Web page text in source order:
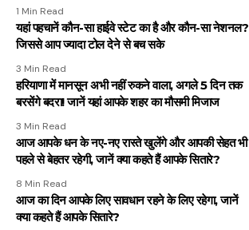
1 Min Read
यहां पहचानें कौन-सा हाईवे स्टेट का है और कौन-सा नेशनल?
जिससे आप ज्यादा टोल देने से बच सके
3 Min Read
हरियाणा में मानसून अभी नहीं रुकने वाला, अगले 5 दिन तक
बरसेंगे बदरा! जानें यहां आपके शहर का मौसमी मिजाज
3 Min Read
आज आपके धन के नए-नए रास्ते खुलेंगे और आपकी सेहत भी
पहले से बेहतर रहेगी, जानें क्या कहते हैं आपके सितारे?
8 Min Read
आज का दिन आपके लिए सावधान रहने के लिए रहेगा, जानें
क्या कहते हैं आपके सितारे?